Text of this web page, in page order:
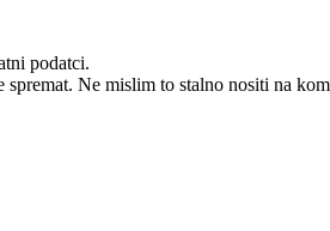
podatci.
Ne mislim to stalno nositi na